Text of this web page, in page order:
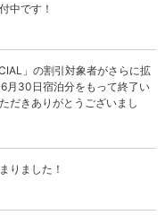
中です！
」の割引対象者がさらに拡
月30日宿泊分をもって終了い
だきありがとうございまし
りました！